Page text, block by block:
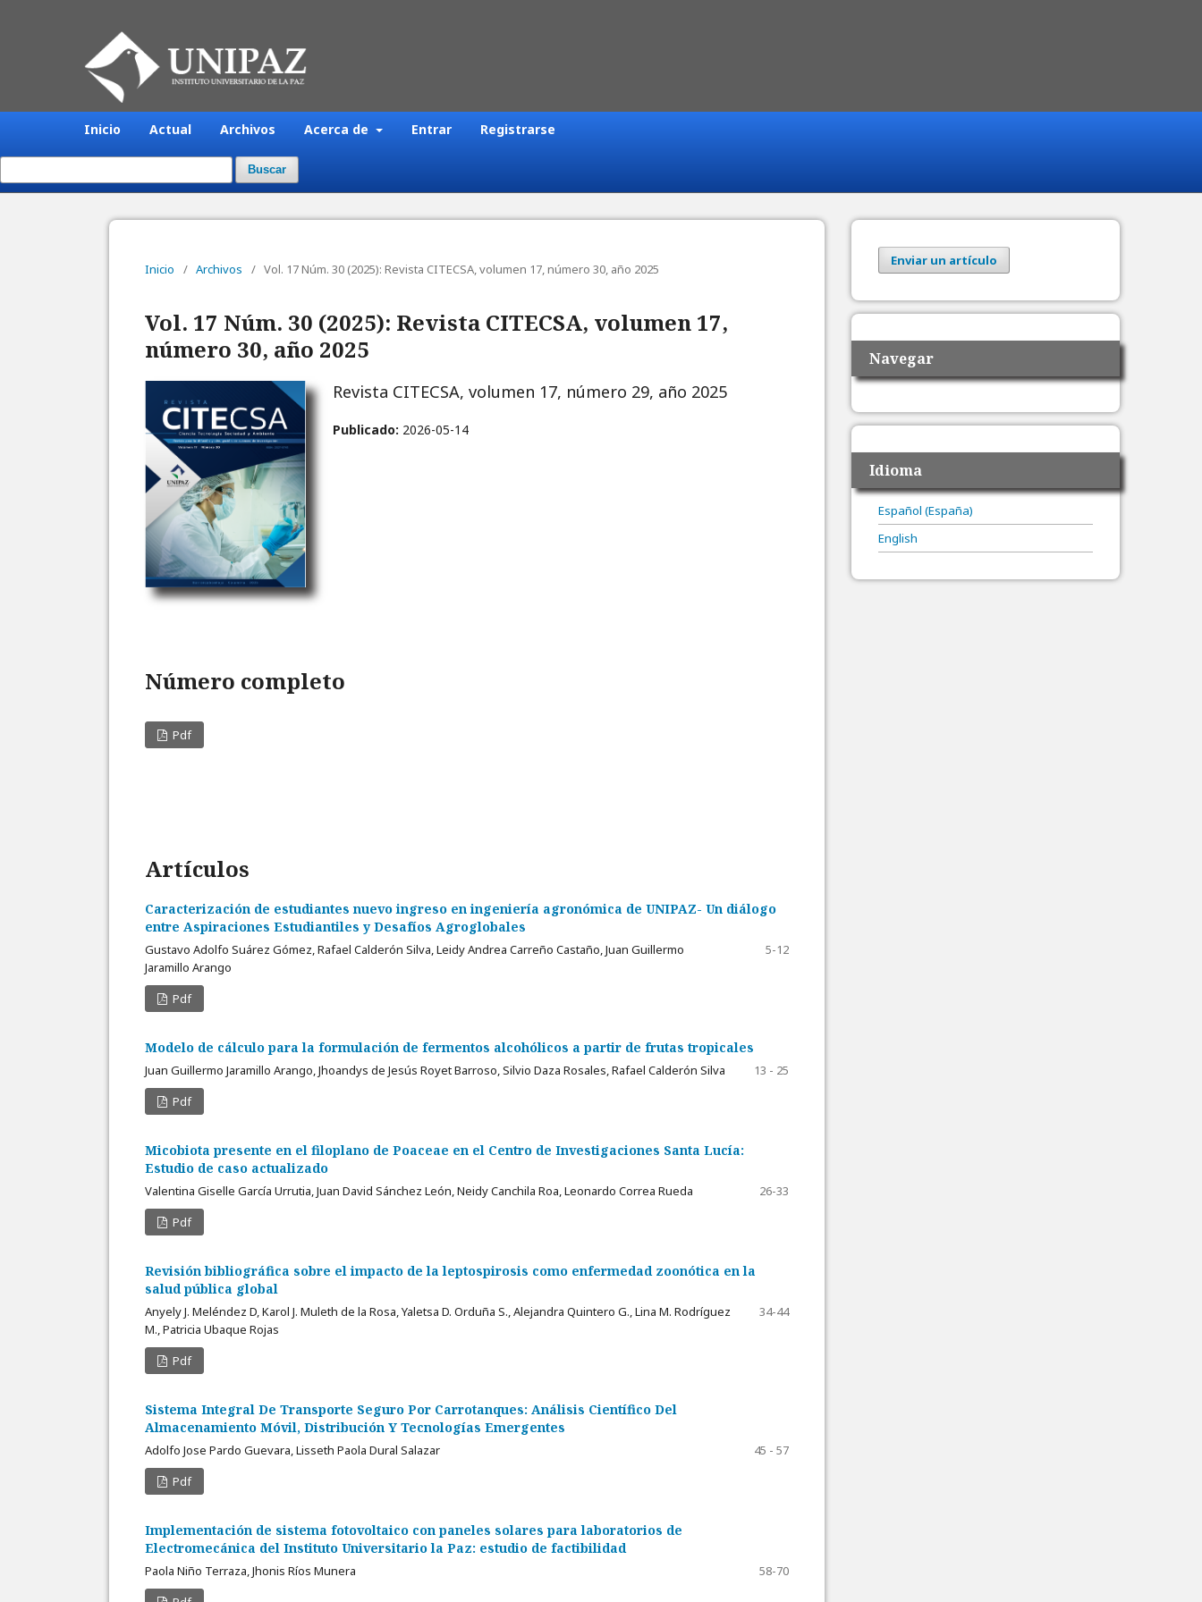
Inicio Actual Archivos Acerca de Entrar Registrarse
Buscar
Inicio / Archivos / Vol. 17 Núm. 30 (2025): Revista CITECSA, volumen 17, número 30, año 2025
Vol. 17 Núm. 30 (2025): Revista CITECSA, volumen 17,
número 30, año 2025
Revista CITECSA, volumen 17, número 29, año 2025
Publicado: 2026-05-14
Número completo
Pdf
Artículos
Caracterización de estudiantes nuevo ingreso en ingeniería agronómica de UNIPAZ- Un diálogo
entre Aspiraciones Estudiantiles y Desafíos Agroglobales
Gustavo Adolfo Suárez Gómez, Rafael Calderón Silva, Leidy Andrea Carreño Castaño, Juan Guillermo
Jaramillo Arango
5-12
Pdf
Modelo de cálculo para la formulación de fermentos alcohólicos a partir de frutas tropicales
Juan Guillermo Jaramillo Arango, Jhoandys de Jesús Royet Barroso, Silvio Daza Rosales, Rafael Calderón Silva
13 - 25
Pdf
Micobiota presente en el filoplano de Poaceae en el Centro de Investigaciones Santa Lucía:
Estudio de caso actualizado
Valentina Giselle García Urrutia, Juan David Sánchez León, Neidy Canchila Roa, Leonardo Correa Rueda
26-33
Pdf
Revisión bibliográfica sobre el impacto de la leptospirosis como enfermedad zoonótica en la
salud pública global
Anyely J. Meléndez D, Karol J. Muleth de la Rosa, Yaletsa D. Orduña S., Alejandra Quintero G., Lina M. Rodríguez
M., Patricia Ubaque Rojas
34-44
Pdf
Sistema Integral De Transporte Seguro Por Carrotanques: Análisis Científico Del
Almacenamiento Móvil, Distribución Y Tecnologías Emergentes
Adolfo Jose Pardo Guevara, Lisseth Paola Dural Salazar
45 - 57
Pdf
Implementación de sistema fotovoltaico con paneles solares para laboratorios de
Electromecánica del Instituto Universitario la Paz: estudio de factibilidad
Paola Niño Terraza, Jhonis Ríos Munera
58-70
Enviar un artículo
Navegar
Idioma
Español (España)
English